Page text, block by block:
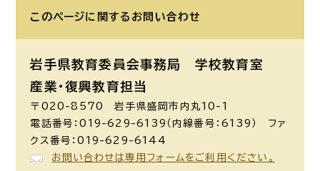
このページに関する お問い合わせ
岩手県教育委員会事務局 学校教育室
産業・復興教育担当
〒020-8570 岩手県盛岡市内丸10-1
電話番号：019-629-6139（内線番号：6139） ファ
クス番号：019-629-6144
お問い合わせは専用フォームをご利用ください。